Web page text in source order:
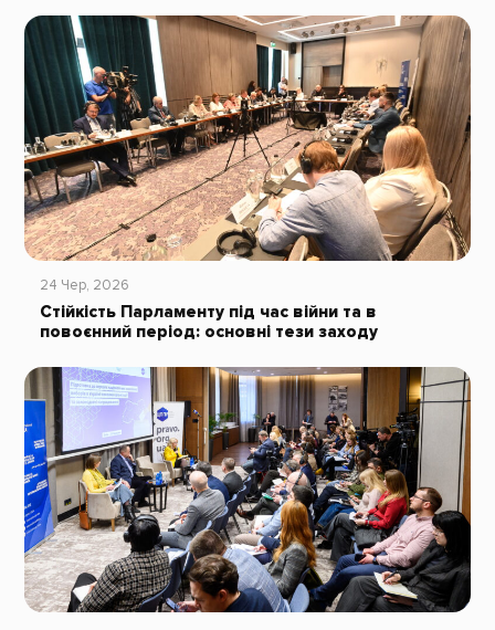
24 Чер, 2026
Стійкість Парламенту під час війни та в
повоєнний період: основні тези заходу